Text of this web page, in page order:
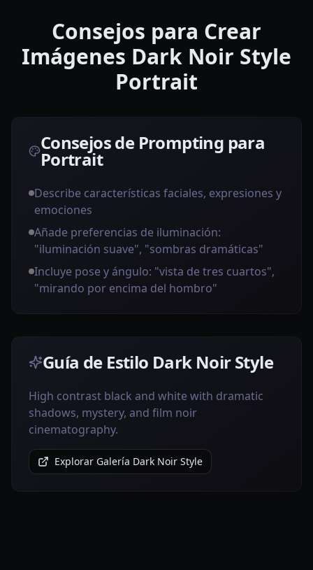
Consejos para Crear
Imágenes Dark Noir Style
Portrait
Consejos de Prompting para
Portrait
Describe características faciales, expresiones y
emociones
Añade preferencias de iluminación:
"iluminación suave", "sombras dramáticas"
Incluye pose y ángulo: "vista de tres cuartos",
"mirando por encima del hombro"
Guía de Estilo Dark Noir Style
High contrast black and white with dramatic
shadows, mystery, and film noir
cinematography.
Explorar Galería Dark Noir Style